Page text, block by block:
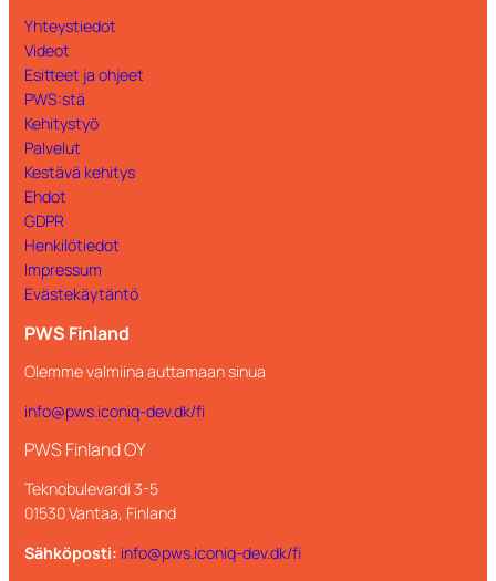
Yhteystiedot
Videot
Esitteet ja ohjeet
PWS:stä
Kehitystyö
Palvelut
Kestävä kehitys
Ehdot
GDPR
Henkilötiedot
Impressum
Evästekäytäntö
PWS Finland
Olemme valmiina auttamaan sinua
info@pws.iconiq-dev.dk/fi
PWS Finland OY
Teknobulevardi 3-5
01530 Vantaa, Finland
Sähköposti: info@pws.iconiq-dev.dk/fi